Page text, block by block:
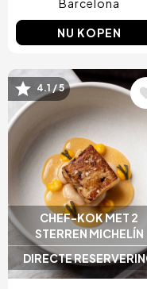
Barcelona
NU KOPEN
CHEF-KOK MET 2
STERREN MICHELÍN
DIRECTE
Afbeelding
4.1 / 5